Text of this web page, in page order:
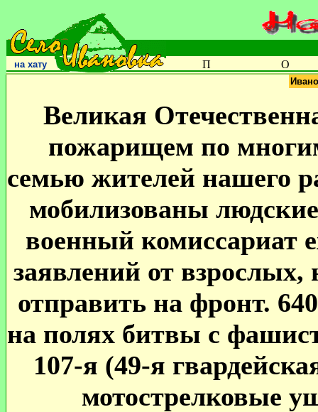
на хату П О
Великая
пожарищем по
семью жителей нашего
мобилизованы
военный комиссариат
заявлений от
отправить на фронт.
на полях битвы с
107-я (49-я
мотострелковые